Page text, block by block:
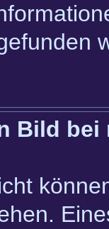
Bild bei